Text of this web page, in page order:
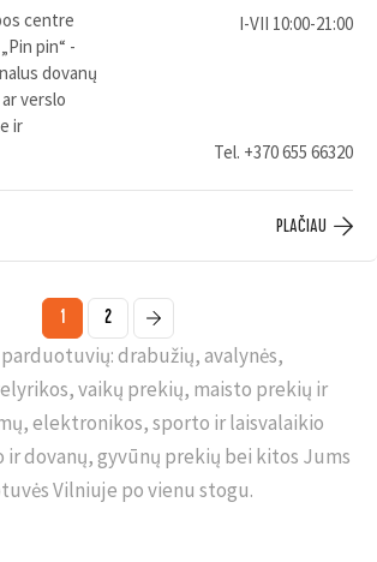
centre
pin“ -
dovanų
verslo
ir
I-VII 10:00-21:00
Tel. +370 655 66320
PLAČIAU
1 2
parduotuvių: drabužių, avalynės,
vaikų prekių, maisto prekių ir
elektronikos, sporto ir laisvalaikio
dovanų, gyvūnų prekių bei kitos Jums
Vilniuje po vienu stogu.